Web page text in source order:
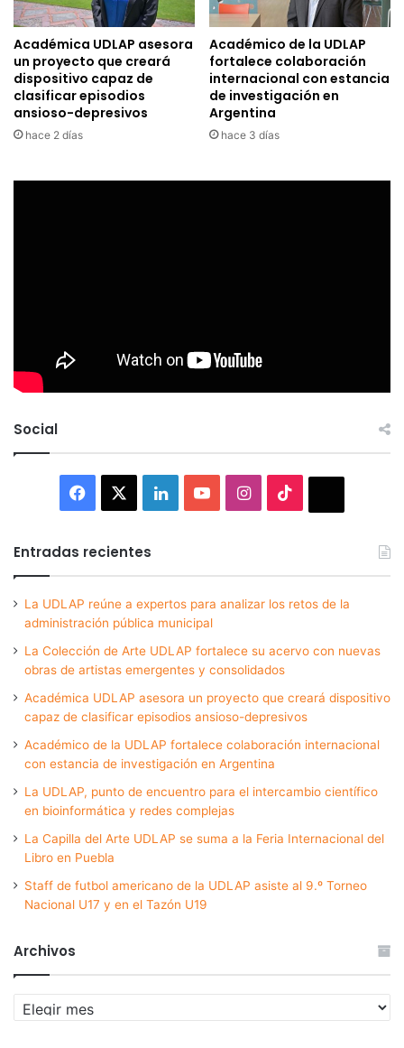
Académica UDLAP asesora
un proyecto que creará
dispositivo capaz de
clasificar episodios
ansioso-depresivos
hace 2 días
Académico de la UDLAP
fortalece colaboración
internacional con estancia
de investigación en
Argentina
hace 3 días
Social
Facebook LinkedInYouTubeInstagram
Entradas recientes
La UDLAP reúne a expertos para analizar los retos de la
administración pública municipal
La Colección de Arte UDLAP fortalece su acervo con nuevas
obras de artistas emergentes y consolidados
Académica UDLAP asesora un proyecto que creará dispositivo
capaz de clasificar episodios ansioso-depresivos
Académico de la UDLAP fortalece colaboración internacional
con estancia de investigación en Argentina
La UDLAP, punto de encuentro para el intercambio científico
en bioinformática y redes complejas
La Capilla del Arte UDLAP se suma a la Feria Internacional del
Libro en Puebla
Staff de futbol americano de la UDLAP asiste al 9.º Torneo
Nacional U17 y en el Tazón U19
Archivos
Archivos